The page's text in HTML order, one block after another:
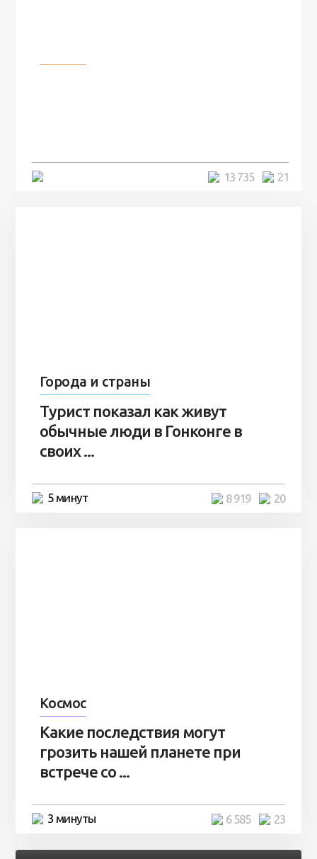
21
13 735
Города и страны
Турист показал как живут
обычные люди в Гонконге в
своих ...
5 минут 20
8 919
Космос
Какие последствия могут
грозить нашей планете при
встрече со ...
3 минуты 23
6 585